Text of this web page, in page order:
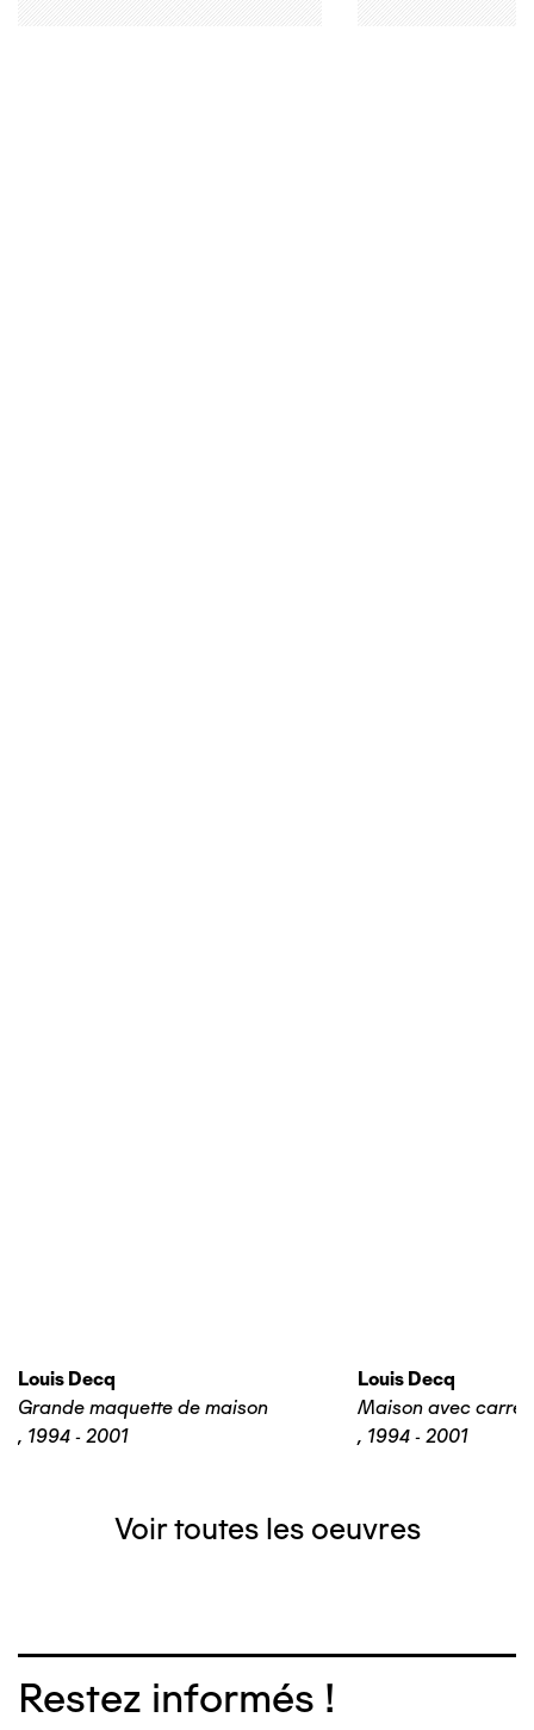
Louis Decq
Grande maquette de maison
, 1994 - 2001
Louis Decq
Maison avec
, 1994 - 2001
Voir toutes les oeuvres
Restez informés !